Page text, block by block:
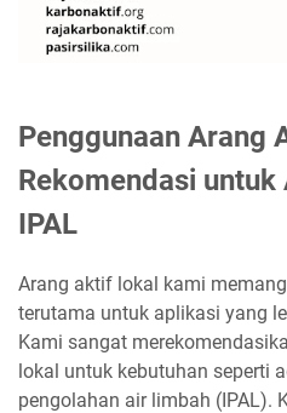
Penggunaan Arang
Rekomendasi
IPAL
Arang aktif lokal kami
terutama untuk aplikasi yang
Kami sangat
lokal untuk kebutuhan seperti
pengolahan air limbah (IPAL).